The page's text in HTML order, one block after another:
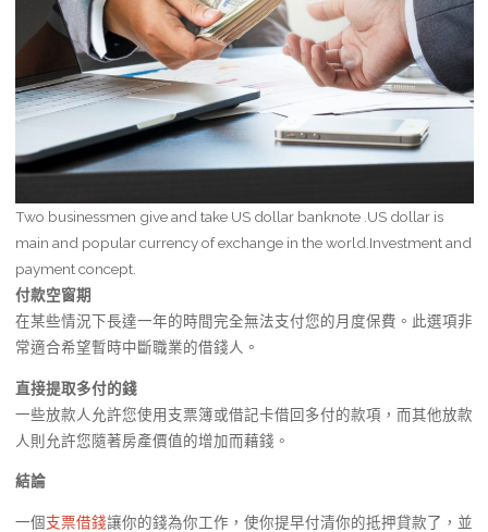
Two businessmen give and take US dollar banknote .US dollar is
main and popular currency of exchange in the world.Investment and
payment concept.
付款空窗期
在某些情況下長達一年的時間完全無法支付您的月度保費。此選項非
常適合希望暫時中斷職業的借錢人。
直接提取多付的錢
一些放款人允許您使用支票簿或借記卡借回多付的款項，而其他放款
人則允許您隨著房產價值的增加而藉錢。
結論
一個支票借錢讓你的錢為你工作，使你提早付清你的抵押貸款了，並